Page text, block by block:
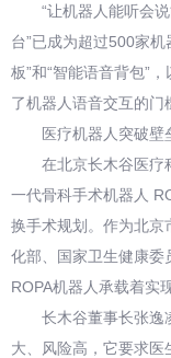
“让机器人能听会说
台”已成为超过500家机
板”和“智能语音背包”
了机器人语音交互的门
医疗机器人突破壁
在北京长木谷医疗科
一代骨科手术机器人
换手术规划。作为北京
化部、国家卫生健康委
ROPA机器人承载着实
长木谷董事长张逸凌
大、风险高，它要求医